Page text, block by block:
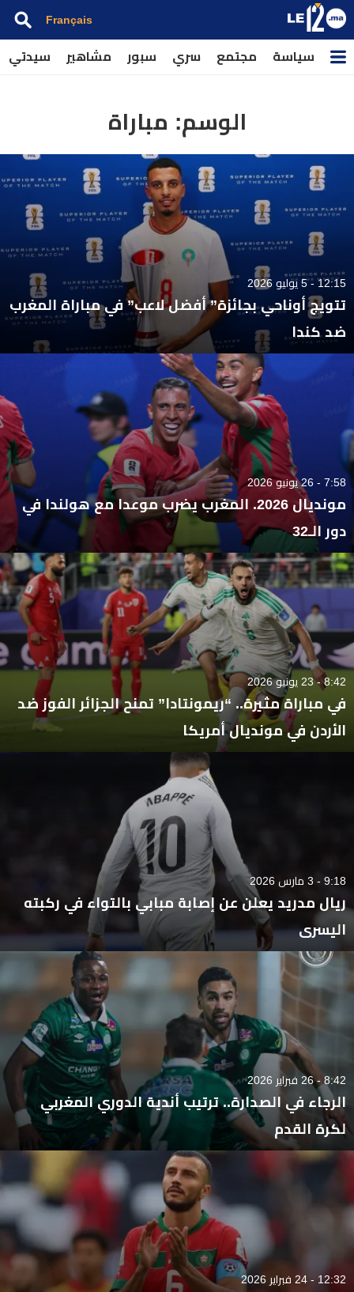
Français
سياسة مجتمع سري سبور مشاهير سيدتي
الوسم: مباراة
12:15 - 5 يوليو 2026
تتويج أوناحي بجائزة” أفضل لاعب” في مباراة المغرب
ضد كندا
7:58 - 26 يونيو 2026
مونديال 2026. المغرب يضرب موعدا مع هولندا في
دور الـ32
8:42 - 23 يونيو 2026
في مباراة مثيرة.. “ريمونتادا” تمنح الجزائر الفوز ضد
الأردن في مونديال أمريكا
9:18 - 3 مارس 2026
ريال مدريد يعلن عن إصابة مبابي بالتواء في ركبته
اليسرى
8:42 - 26 فبراير 2026
الرجاء في الصدارة.. ترتيب أندية الدوري المغربي
لكرة القدم
12:32 - 24 فبراير 2026